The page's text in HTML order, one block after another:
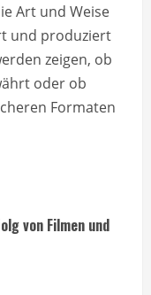
Art und Weise
und produziert
zeigen, ob
oder ob
Formaten
von Filmen und